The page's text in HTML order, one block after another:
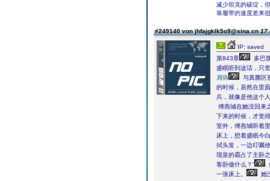
减少坦克的破绽，
靠履带的速度差来
#249140 von jhfajgklk5o9@sina.cn
IP: saved
第843章
多巴
盛眠听到这话，只
屑病
与真菌区
的时候，居然在里
兵，就像是他这个
傅燕城在她没回来
下来的时候，才觉
室外，傅燕城听着
床上，想着盛眠今
拭头发，一边叮嘱
现皇的霸占了主卧
客卧做什么？”
一张床上。
她